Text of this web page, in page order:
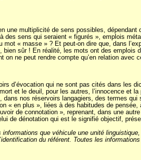
une multiplicité de sens possibles, dépendant
des sens qui seraient « figurés », emplois
« masse » ? Et peut-on dire que, dans
sûr ! En réalité, les mots ont des emplois
ne peut rendre compte qu’en relation avec
d’évocation qui ne sont pas cités dans les
et le deuil, pour les autres, l’innocence et la
nos réservoirs langagiers, des termes qui
« en plus », liées à des habitudes de pensée,
de connotation », reprenant, dans une
de dénotation qui est le signifié objectif,
que véhicule une unité
du référent. Toutes les